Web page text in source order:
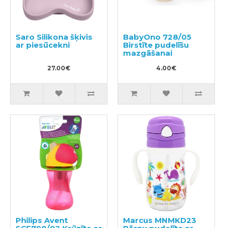
Saro Silikona šķivis
ar piesūcekni
27.00€
BabyOno 728/05
Birstīte pudelīšu
mazgāšanai
4.00€
Philips Avent
Marcus MNMKD23